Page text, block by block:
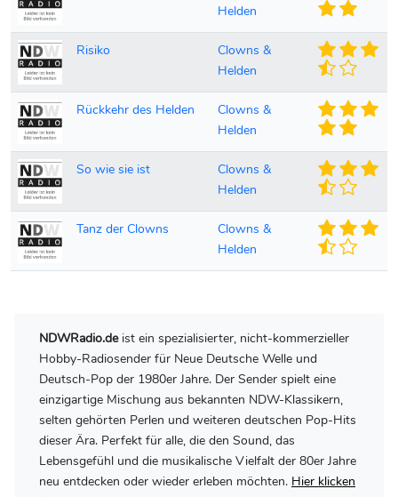
Helden
Risiko
Clowns &
Helden
Rückkehr des Helden
Clowns &
Helden
So wie sie ist
Clowns &
Helden
Tanz der Clowns
Clowns &
Helden
NDWRadio.deist ein spezialisierter, nicht-kommerzieller
Hobby-Radiosender für Neue Deutsche Welle und
Deutsch-Pop der 1980er Jahre. Der Sender spielt eine
einzigartige Mischung aus bekannten NDW-Klassikern,
selten gehörten Perlen und weiteren deutschen Pop-Hits
dieser Ära. Perfekt für alle, die den Sound, das
Lebensgefühl und die musikalische Vielfalt der 80er Jahre
neu entdecken oder wieder erleben möchten. Hier klicken